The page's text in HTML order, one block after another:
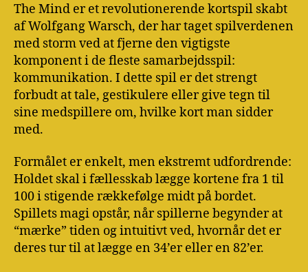
The Mind er et revolutionerende kortspil skabt
af Wolfgang Warsch, der har taget spilverdenen
med storm ved at fjerne den vigtigste
komponent i de fleste samarbejdsspil:
kommunikation. I dette spil er det strengt
forbudt at tale, gestikulere eller give tegn til
sine medspillere om, hvilke kort man sidder
med.
Formålet er enkelt, men ekstremt udfordrende:
Holdet skal i fællesskab lægge kortene fra 1 til
100 i stigende rækkefølge midt på bordet.
Spillets magi opstår, når spillerne begynder at
“mærke” tiden og intuitivt ved, hvornår det er
deres tur til at lægge en 34’er eller en 82’er.